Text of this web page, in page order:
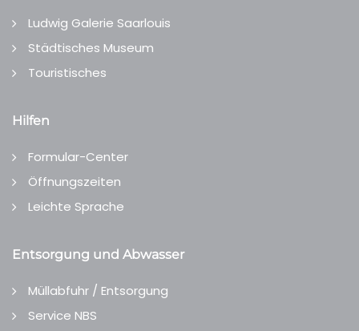
Ludwig Galerie Saarlouis
Städtisches Museum
Touristisches
Hilfen
Formular-Center
Öffnungszeiten
Leichte Sprache
Entsorgung und Abwasser
Müllabfuhr / Entsorgung
Service NBS